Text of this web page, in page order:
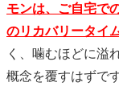
モンは、ご自宅で
のリカバリータイ
く、噛むほどに溢
概念を覆すはずです